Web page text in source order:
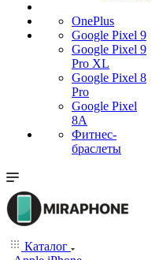
OnePlus
Google Pixel 9
Google Pixel 9
Pro XL
Google Pixel 8
Pro
Google Pixel
8A
Фитнес-
браслеты
Каталог